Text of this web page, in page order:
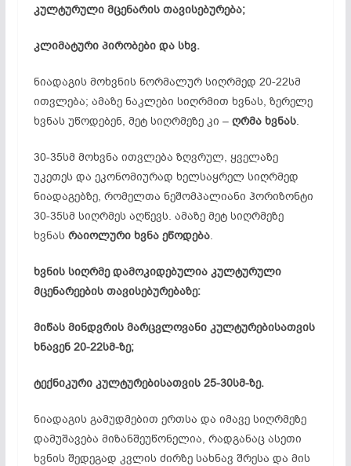
კულტურული მცენარის თავისებურება;
კლიმატური პირობები და სხვ.
ნიადაგის მოხვნის ნორმალურ სიღრმედ 20-22სმ
ითვლება; ამაზე ნაკლები სიღრმით ხვნას, ზერელე
ხვნას უწოდებენ, მეტ სიღრმეზე კი – ღრმა ხვნას.
30-35სმ მოხვნა ითვლება ზღვრულ, ყველაზე
უკეთეს და ეკონომიურად ხელსაყრელ სიღრმედ
ნიადაგებზე, რომელთა ნეშომპალიანი ჰორიზონტი
30-35სმ სიღრმეს აღწევს. ამაზე მეტ სიღრმეზე
ხვნას რაიოლური ხვნა ეწოდება.
ხვნის სიღრმე დამოკიდებულია კულტურული
მცენარეების თავისებურებაზე:
მიწას მინდვრის მარცვლოვანი კულტურებისათვის
ხნავენ 20-22სმ-ზე;
ტექნიკური კულტურებისათვის 25-30სმ-ზე.
ნიადაგის გამუდმებით ერთსა და იმავე სიღრმეზე
დამუშავება მიზანშეუწონელია, რადგანაც ასეთი
ხვნის შედეგად კვლის ძირზე სახნავ შრესა და მის